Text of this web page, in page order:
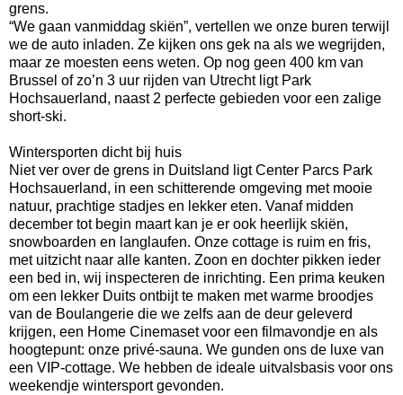
grens.
“We gaan vanmiddag skiën”, vertellen we onze buren terwijl
we de auto inladen. Ze kijken ons gek na als we wegrijden,
maar ze moesten eens weten. Op nog geen 400 km van
Brussel of zo’n 3 uur rijden van Utrecht ligt Park
Hochsauerland, naast 2 perfecte gebieden voor een zalige
short-ski.
Wintersporten dicht bij huis
Niet ver over de grens in Duitsland ligt Center Parcs Park
Hochsauerland, in een schitterende omgeving met mooie
natuur, prachtige stadjes en lekker eten. Vanaf midden
december tot begin maart kan je er ook heerlijk skiën,
snowboarden en langlaufen. Onze cottage is ruim en fris,
met uitzicht naar alle kanten. Zoon en dochter pikken ieder
een bed in, wij inspecteren de inrichting. Een prima keuken
om een lekker Duits ontbijt te maken met warme broodjes
van de Boulangerie die we zelfs aan de deur geleverd
krijgen, een Home Cinemaset voor een filmavondje en als
hoogtepunt: onze privé-sauna. We gunden ons de luxe van
een VIP-cottage. We hebben de ideale uitvalsbasis voor ons
weekendje wintersport gevonden.